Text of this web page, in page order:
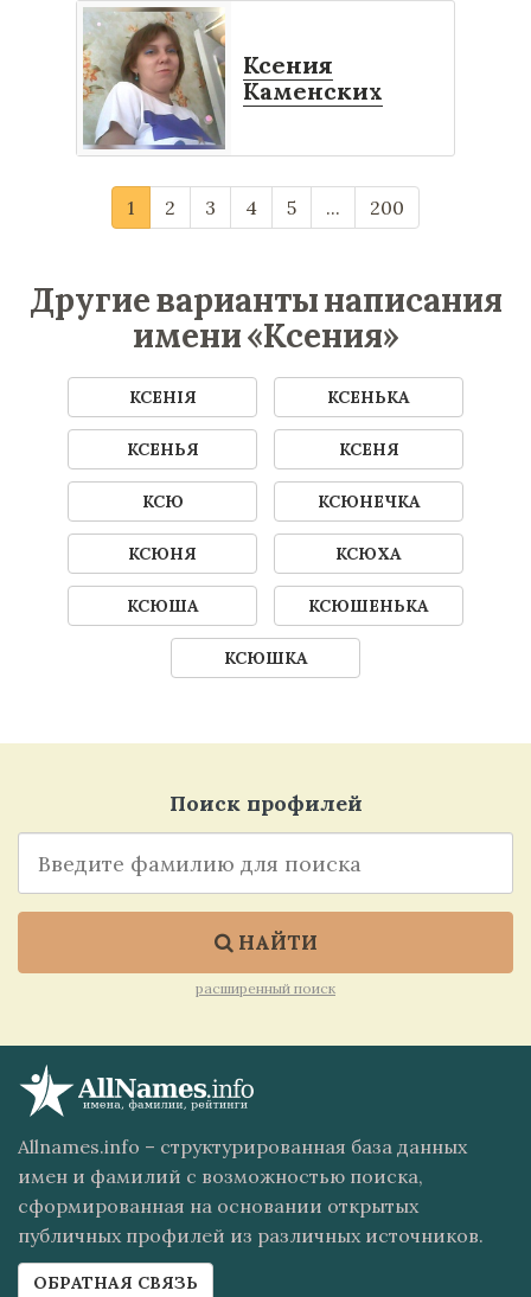
Ксения
Каменских
1 2 3 4 5 ... 200
Другие варианты написания
имени «Ксения»
КСЕНІЯ КСЕНЬКА
КСЕНЬЯ КСЕНЯ
КСЮ КСЮНЕЧКА
КСЮНЯ КСЮХА
КСЮША КСЮШЕНЬКА
КСЮШКА
Поиск профилей
НАЙТИ
расширенный поиск
Allnames.info – структурированная база данных
имен и фамилий с возможностью поиска,
сформированная на основании открытых
публичных профилей из различных источников.
ОБРАТНАЯ СВЯЗЬ